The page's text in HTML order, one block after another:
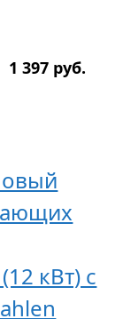
1 397 руб.
кВт) с